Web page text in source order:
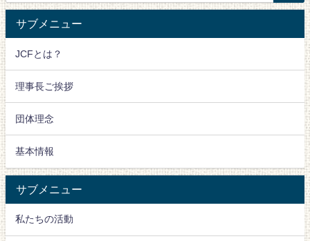
サブメニュー
JCFとは？
理事長ご挨拶
団体理念
基本情報
サブメニュー
私たちの活動